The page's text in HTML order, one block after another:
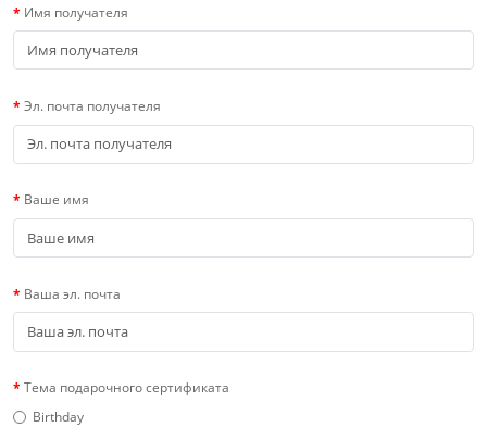
Имя получателя
Эл. почта получателя
Ваше имя
Ваша эл. почта
Тема подарочного сертификата
Birthday